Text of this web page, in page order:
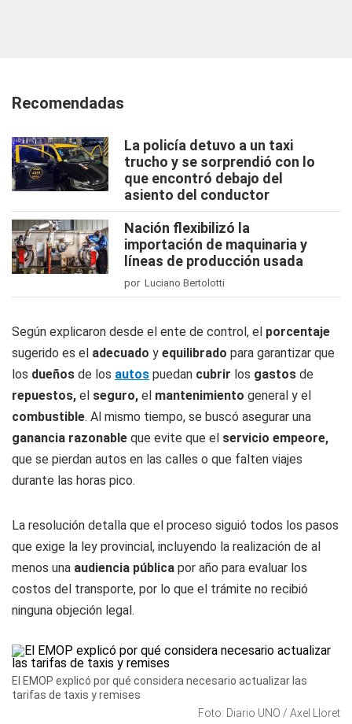
Recomendadas
La policía detuvo a un taxi
trucho y se sorprendió con lo
que encontró debajo del
asiento del conductor
Nación flexibilizó la
importación de maquinaria y
líneas de producción usada
por Luciano Bertolotti
Según explicaron desde el ente de control, el porcentaje
sugerido es el adecuado y equilibrado para garantizar que
los dueños de los autos puedan cubrir los gastos de
repuestos, el seguro, el mantenimiento general y el
combustible. Al mismo tiempo, se buscó asegurar una
ganancia razonable que evite que el servicio empeore,
que se pierdan autos en las calles o que falten viajes
durante las horas pico.
La resolución detalla que el proceso siguió todos los pasos
que exige la ley provincial, incluyendo la realización de al
menos una audiencia pública por año para evaluar los
costos del transporte, por lo que el trámite no recibió
ninguna objeción legal.
El EMOP explicó por qué considera necesario actualizar las
tarifas de taxis y remises
Foto: Diario UNO / Axel Lloret